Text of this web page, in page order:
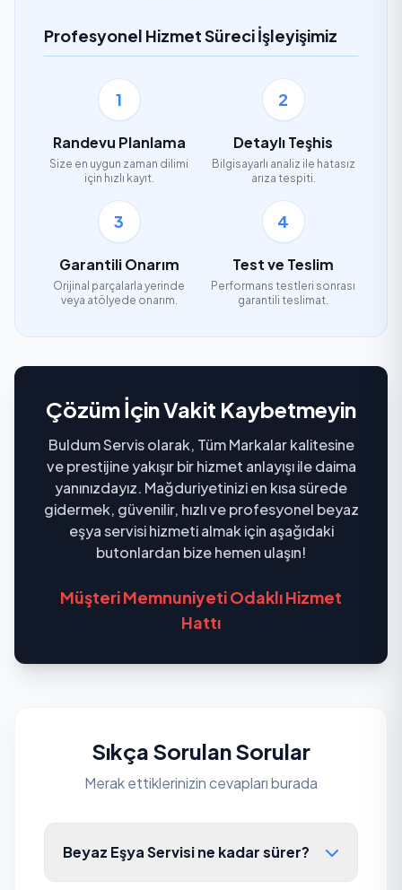
Profesyonel Hizmet Süreci İşleyişimiz
1
Randevu Planlama
Size en uygun zaman dilimi
için hızlı kayıt.
2
Detaylı Teşhis
Bilgisayarlı analiz ile hatasız
arıza tespiti.
3
Garantili Onarım
Orijinal parçalarla yerinde
veya atölyede onarım.
4
Test ve Teslim
Performans testleri sonrası
garantili teslimat.
Çözüm İçin Vakit Kaybetmeyin
Buldum Servis olarak, Tüm Markalar kalitesine
ve prestijine yakışır bir hizmet anlayışı ile daima
yanınızdayız. Mağduriyetinizi en kısa sürede
gidermek, güvenilir, hızlı ve profesyonel beyaz
eşya servisi hizmeti almak için aşağıdaki
butonlardan bize hemen ulaşın!
Müşteri Memnuniyeti Odaklı Hizmet
Hattı
Sıkça Sorulan Sorular
Merak ettiklerinizin cevapları burada
Beyaz Eşya Servisi ne kadar sürer?